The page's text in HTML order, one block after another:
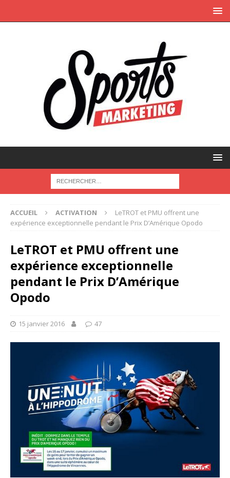
ACCUEIL ACTIVATION
LeTROT et PMU offrent une
expérience exceptionnelle pendant le Prix D’Amérique Opodo
LeTROT et PMU offrent une
expérience exceptionnelle
pendant le Prix D’Amérique
Opodo
15 janvier 2016 47